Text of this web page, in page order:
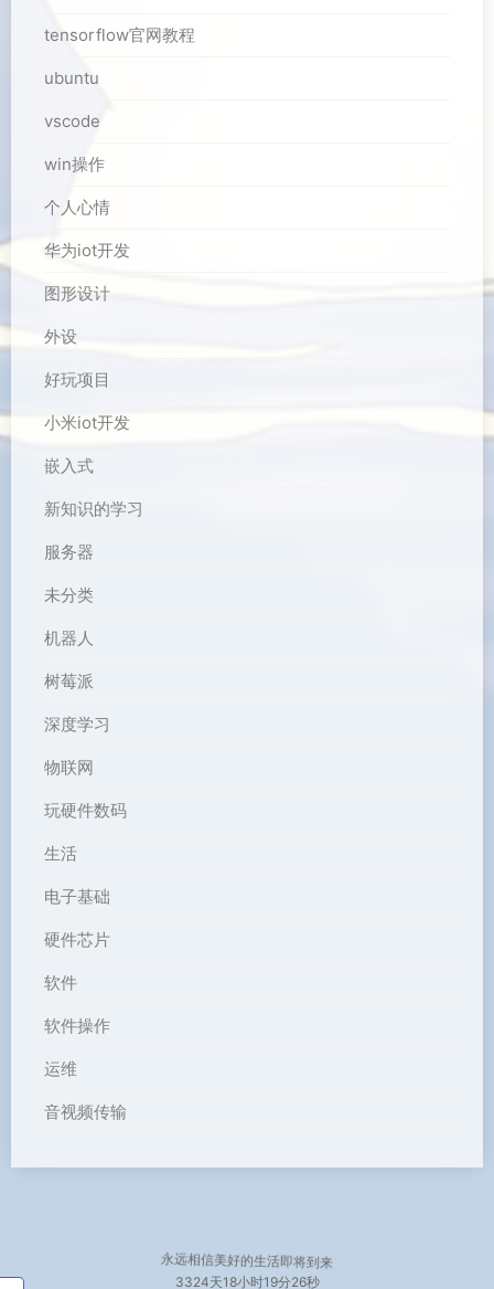
tensorflow官网教程
ubuntu
vscode
win操作
个人心情
华为iot开发
图形设计
外设
好玩项目
小米iot开发
嵌入式
新知识的学习
服务器
未分类
机器人
树莓派
深度学习
物联网
玩硬件数码
生活
电子基础
硬件芯片
软件
软件操作
运维
音视频传输
永远相信美好的生活即将到来
3324天18小时19分26秒